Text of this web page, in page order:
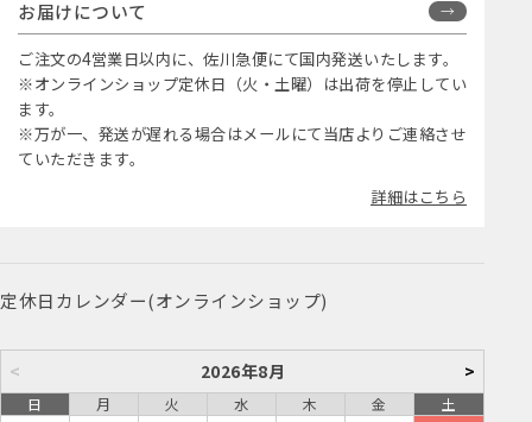
お届けについて
ご注文の4営業日以内に、佐川急便にて国内発送いたします。
※オンラインショップ定休日（火・土曜）は出荷を停止してい
ます。
※万が一、発送が遅れる場合はメールにて当店よりご連絡させ
ていただきます。
詳細はこちら
定休日カレンダー(オンラインショップ)
< 2026年8月 >
日 月 火 水 木 金
土